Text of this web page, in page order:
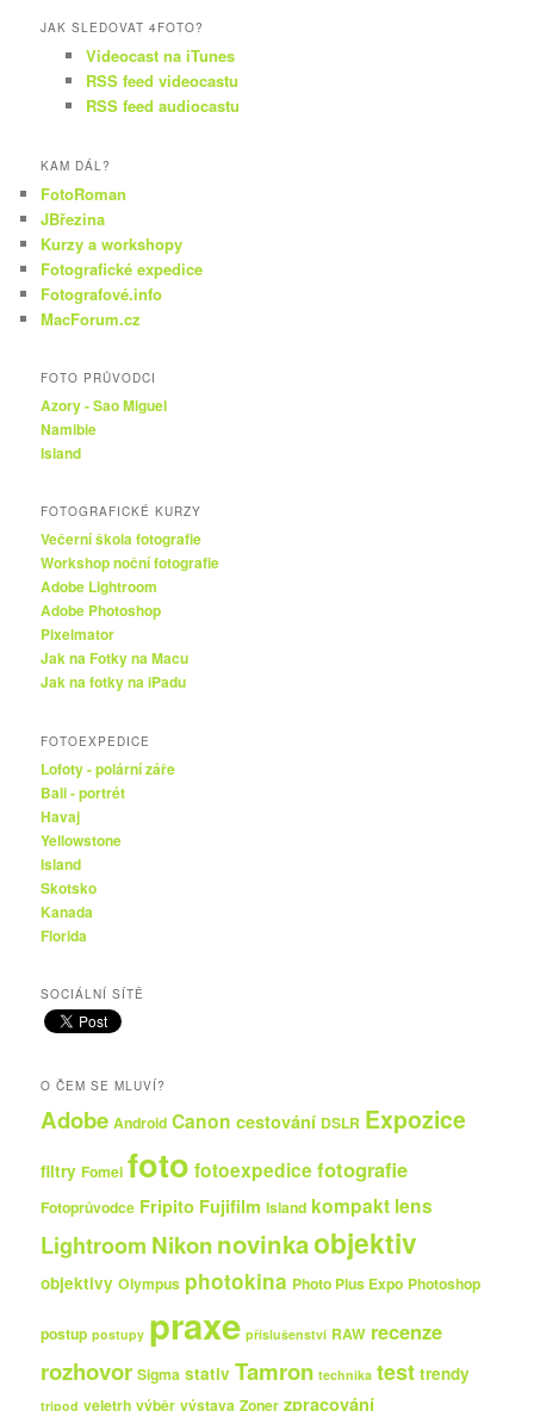
JAK SLEDOVAT 4FOTO?
Videocast na iTunes
RSS feed videocastu
RSS feed audiocastu
KAM DÁL?
FotoRoman
JBřezina
Kurzy a workshopy
Fotografické expedice
Fotografové.info
MacForum.cz
FOTO PRŮVODCI
Azory - Sao Miguel
Namibie
Island
FOTOGRAFICKÉ KURZY
Večerní škola fotografie
Workshop noční fotografie
Adobe Lightroom
Adobe Photoshop
Pixelmator
Jak na Fotky na Macu
Jak na fotky na iPadu
FOTOEXPEDICE
Lofoty - polární záře
Bali - portrét
Havaj
Yellowstone
Island
Skotsko
Kanada
Florida
SOCIÁLNÍ SÍTĚ
O ČEM SE MLUVÍ?
Adobe Android Canon cestování DSLR Expozice
filtry Fomei foto fotoexpedice fotografie
Fotoprůvodce Fripito Fujifilm Island kompakt lens
Lightroom Nikonnovinkaobjektiv
objektivy Olympus photokina Photo Plus Expo Photoshop
postup postupy praxe příslušenství RAW recenze
rozhovor Sigma stativ Tamron technika test trendy
tripod veletrh výběr výstava Zoner zpracování